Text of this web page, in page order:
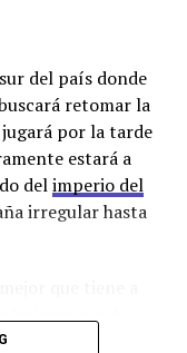
victoria 1-0 ante el
gol en este
García,
Zubriggen;
del país donde
retomar la
por la tarde
estará a
delimperio del
irregular hasta
(la más resonante